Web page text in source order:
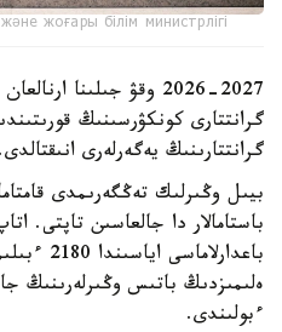
жоғары білім министрлігі
2026-2027 وقۋ جىلىنا
گرانتتارى كونكۋرسىنىڭ
گرانتتارىنىڭ يەگەرلەرى انىقتالدى.
بيىل وڭىرلىك تەڭگەرىمدى
باستامالار دا جالعاسىن تاپتى.
ءبولىندى.